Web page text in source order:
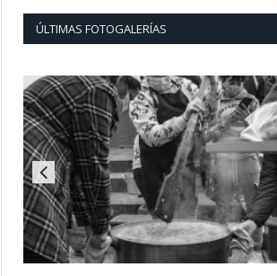
ÚLTIMAS FOTOGALERÍAS